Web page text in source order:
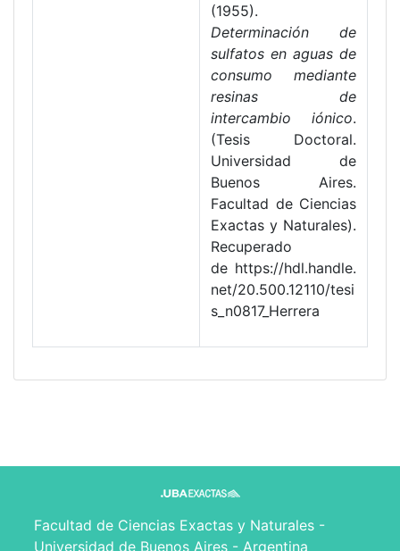
(1955).
Determinación de
sulfatos en aguas de
consumo mediante
resinas de
intercambio iónico.
(Tesis Doctoral.
Universidad de
Buenos Aires.
Facultad de Ciencias
Exactas y Naturales).
Recuperado
de https://hdl.handle.
net/20.500.12110/tesi
s_n0817_Herrera
Facultad de Ciencias Exactas y Naturales -
Universidad de Buenos Aires - Argentina